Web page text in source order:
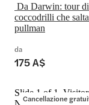
Da Darwin: tour di
coccodrilli che
pullman
da
175 A$
Cancellazione
Slide 1 of 1,